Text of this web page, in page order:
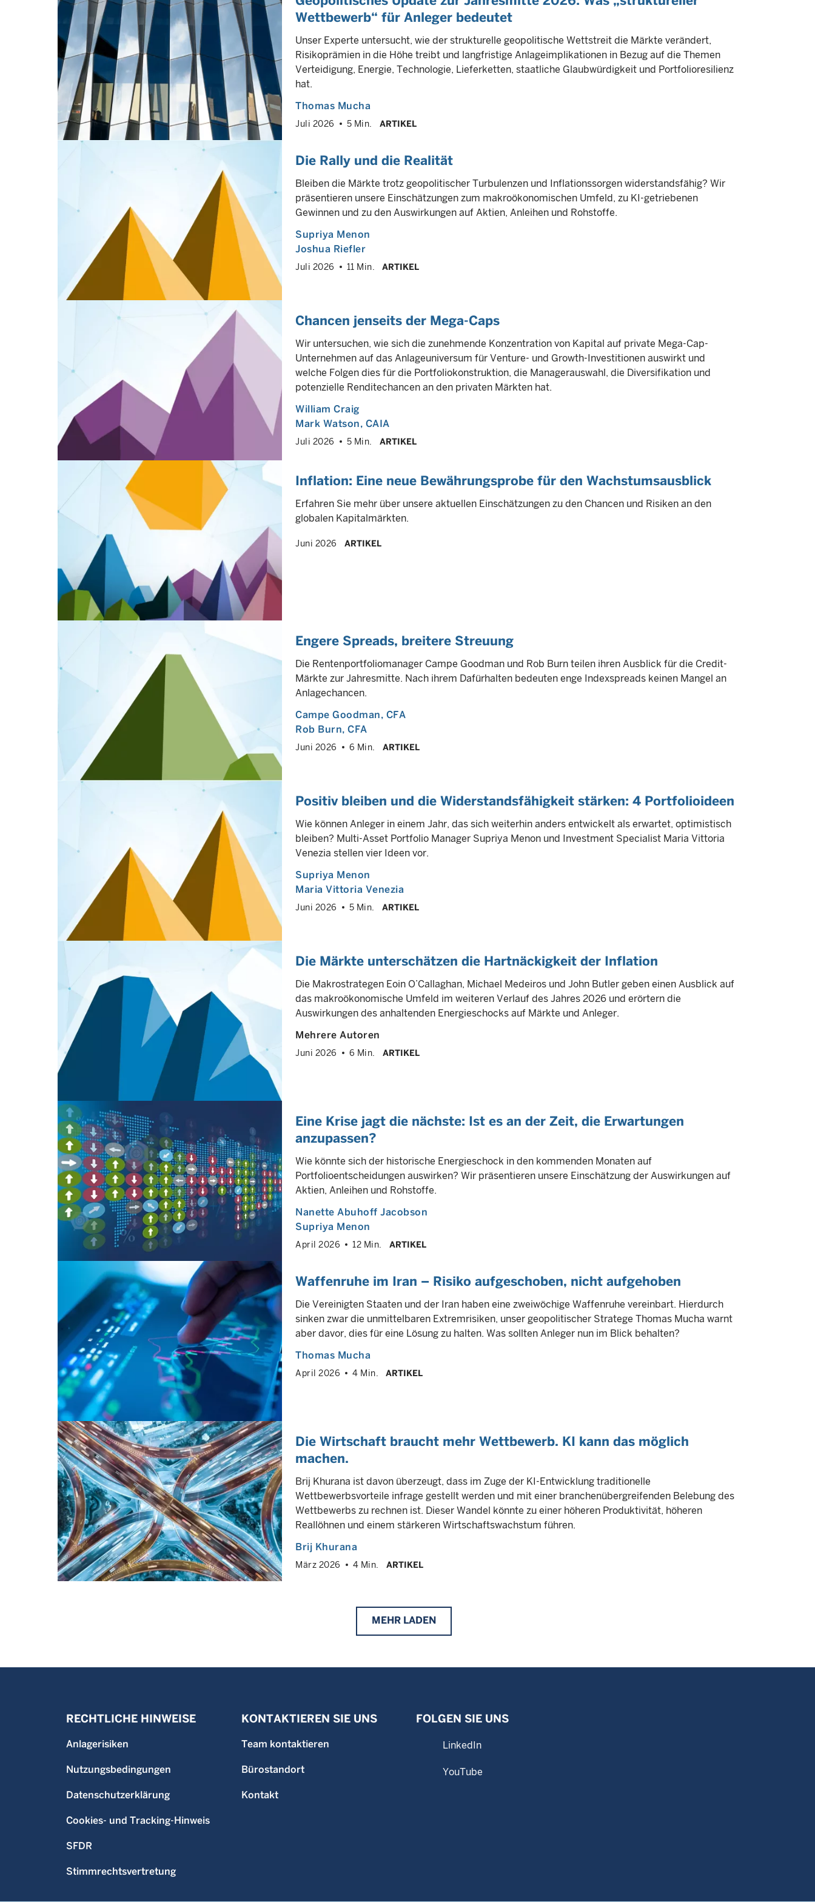
Wettbewerb“ für Anleger bedeutet
Unser Experte untersucht, wie der strukturelle geopolitische Wettstreit die Märkte verändert,
Risikoprämien in die Höhe treibt und langfristige Anlageimplikationen in Bezug auf die Themen
Verteidigung, Energie, Technologie, Lieferketten, staatliche Glaubwürdigkeit und Portfolioresilienz
hat.
Thomas Mucha
Juli 2026 5 Min. ARTIKEL
Die Rally und die Realität
Bleiben die Märkte trotz geopolitischer Turbulenzen und Inflationssorgen widerstandsfähig? Wir
präsentieren unsere Einschätzungen zum makroökonomischen Umfeld, zu KI-getriebenen
Gewinnen und zu den Auswirkungen auf Aktien, Anleihen und Rohstoffe.
Supriya Menon
Joshua Riefler
Juli 2026 11 Min. ARTIKEL
Chancen jenseits der Mega-Caps
Wir untersuchen, wie sich die zunehmende Konzentration von Kapital auf private Mega-Cap-
Unternehmen auf das Anlageuniversum für Venture- und Growth-Investitionen auswirkt und
welche Folgen dies für die Portfoliokonstruktion, die Managerauswahl, die Diversifikation und
potenzielle Renditechancen an den privaten Märkten hat.
William Craig
Mark Watson, CAIA
Juli 2026 5 Min. ARTIKEL
Inflation: Eine neue Bewährungsprobe für den Wachstumsausblick
Erfahren Sie mehr über unsere aktuellen Einschätzungen zu den Chancen und Risiken an den
globalen Kapitalmärkten.
Juni 2026 ARTIKEL
Engere Spreads, breitere Streuung
Die Rentenportfoliomanager Campe Goodman und Rob Burn teilen ihren Ausblick für die Credit-
Märkte zur Jahresmitte. Nach ihrem Dafürhalten bedeuten enge Indexspreads keinen Mangel an
Anlagechancen.
Campe Goodman, CFA
Rob Burn, CFA
Juni 2026 6 Min. ARTIKEL
Positiv bleiben und die Widerstandsfähigkeit stärken: 4 Portfolioideen
Wie können Anleger in einem Jahr, das sich weiterhin anders entwickelt als erwartet, optimistisch
bleiben? Multi-Asset Portfolio Manager Supriya Menon und Investment Specialist Maria Vittoria
Venezia stellen vier Ideen vor.
Supriya Menon
Maria Vittoria Venezia
Juni 2026 5 Min. ARTIKEL
Die Märkte unterschätzen die Hartnäckigkeit der Inflation
Die Makrostrategen Eoin O’Callaghan, Michael Medeiros und John Butler geben einen Ausblick auf
das makroökonomische Umfeld im weiteren Verlauf des Jahres 2026 und erörtern die
Auswirkungen des anhaltenden Energieschocks auf Märkte und Anleger.
Mehrere Autoren
Juni 2026 6 Min. ARTIKEL
Eine Krise jagt die nächste: Ist es an der Zeit, die Erwartungen
anzupassen?
Wie könnte sich der historische Energieschock in den kommenden Monaten auf
Portfolioentscheidungen auswirken? Wir präsentieren unsere Einschätzung der Auswirkungen auf
Aktien, Anleihen und Rohstoffe.
Nanette Abuhoff Jacobson
Supriya Menon
April 2026 12 Min. ARTIKEL
Waffenruhe im Iran – Risiko aufgeschoben, nicht aufgehoben
Die Vereinigten Staaten und der Iran haben eine zweiwöchige Waffenruhe vereinbart. Hierdurch
sinken zwar die unmittelbaren Extremrisiken, unser geopolitischer Stratege Thomas Mucha warnt
aber davor, dies für eine Lösung zu halten. Was sollten Anleger nun im Blick behalten?
Thomas Mucha
April 2026 4 Min. ARTIKEL
Die Wirtschaft braucht mehr Wettbewerb. KI kann das möglich
machen.
Brij Khurana ist davon überzeugt, dass im Zuge der KI-Entwicklung traditionelle
Wettbewerbsvorteile infrage gestellt werden und mit einer branchenübergreifenden Belebung des
Wettbewerbs zu rechnen ist. Dieser Wandel könnte zu einer höheren Produktivität, höheren
Reallöhnen und einem stärkeren Wirtschaftswachstum führen.
Brij Khurana
März 2026 4 Min. ARTIKEL
MEHR LADEN
RECHTLICHE HINWEISE
Anlagerisiken
Nutzungsbedingungen
Datenschutzerklärung
Cookies- und Tracking-Hinweis
SFDR
Stimmrechtsvertretung
KONTAKTIEREN SIE UNS
Team kontaktieren
Bürostandort
Kontakt
FOLGEN SIE UNS
LinkedIn
YouTube